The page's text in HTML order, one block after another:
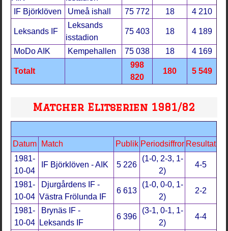
IF Björklöven Umeå ishall 75 772 18 4 210
Leksands IF
Leksands
isstadion
75 403 18 4 189
MoDo AIK Kempehallen 75 038 18 4 169
Totalt
998
820
180 5 549
Matcher Elitserien 1981/82
Datum Match Publik Periodsiffror Resultat
1981-
10-04
IF Björklöven - AIK 5 226
(1-0, 2-3, 1-
2)
4-5
1981-
10-04
Djurgårdens IF -
Västra Frölunda IF
6 613
(1-0, 0-0, 1-
2)
2-2
1981-
10-04
Brynäs IF -
Leksands IF
6 396
(3-1, 0-1, 1-
2)
4-4